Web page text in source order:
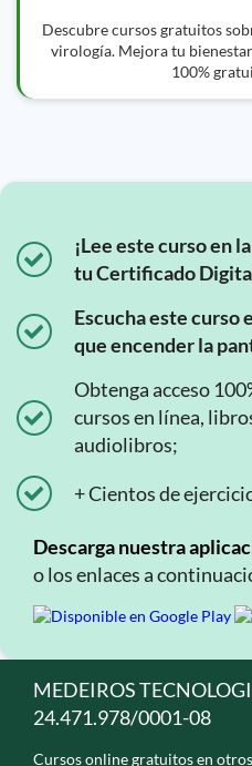
Descubre cursos gratuitos
virología. Mejora tu
100%
¡Lee este curso en
tu Certificado
Escucha este curso
que encender la
Obtenga acceso
cursos en línea,
audiolibros;
+ Cientos de
Descarga nuestra
o los enlaces a
MEDEIROS
24.471.978/0001-08
Cursos online gratuitos en